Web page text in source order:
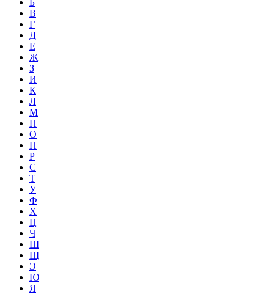
Б
В
Г
Д
Е
Ж
З
И
К
Л
М
Н
О
П
Р
С
Т
У
Ф
Х
Ц
Ч
Ш
Щ
Э
Ю
Я